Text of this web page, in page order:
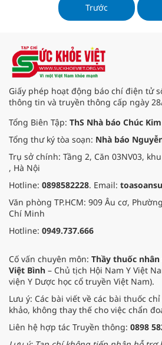
Trước
Giấy phép hoạt động báo chí điện tử
thông tin và truyền thông cấp ngày
Tổng Biên Tập: ThS Nhà báo Chúc
Tổng thư ký tòa soạn: Nhà báo
Trụ sở chính: Tầng 2, Căn 03NV03,
, Hà Nội
Hotline: 0898582228. Email:
Văn phòng TP.HCM: 909 Âu cơ,
Chí Minh
Hotline: 0949.737.666
Cố vấn chuyên môn: Thầy thuốc nhân
Việt Bình – Chủ tịch Hội Nam Y Việt
viện Y Dược học cổ truyền Việt Nam).
Lưu ý: Các bài viết về các bài thuốc
khảo, không thay thế cho việc chẩn
Liên hệ hợp tác Truyền thông: 0898